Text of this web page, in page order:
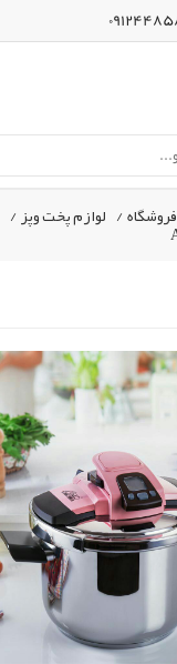
فروشگاه/ لوازم پخت وپز/